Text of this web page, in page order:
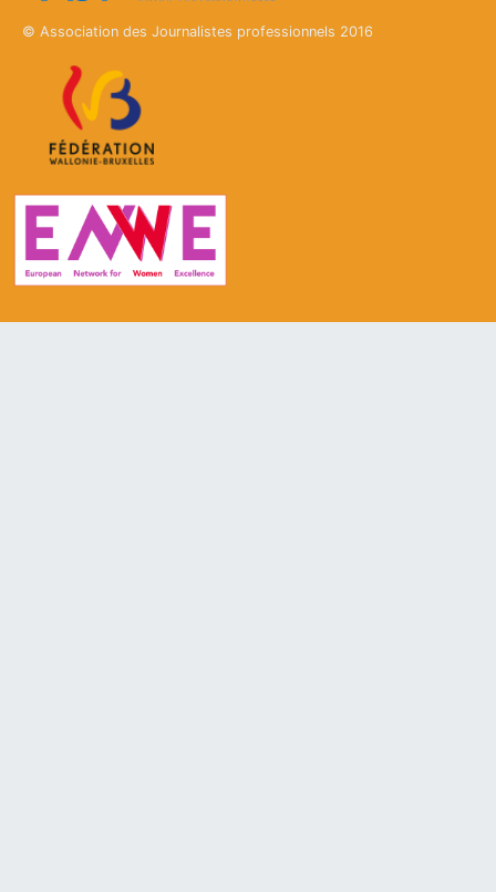
© Association des Journalistes professionnels 2016